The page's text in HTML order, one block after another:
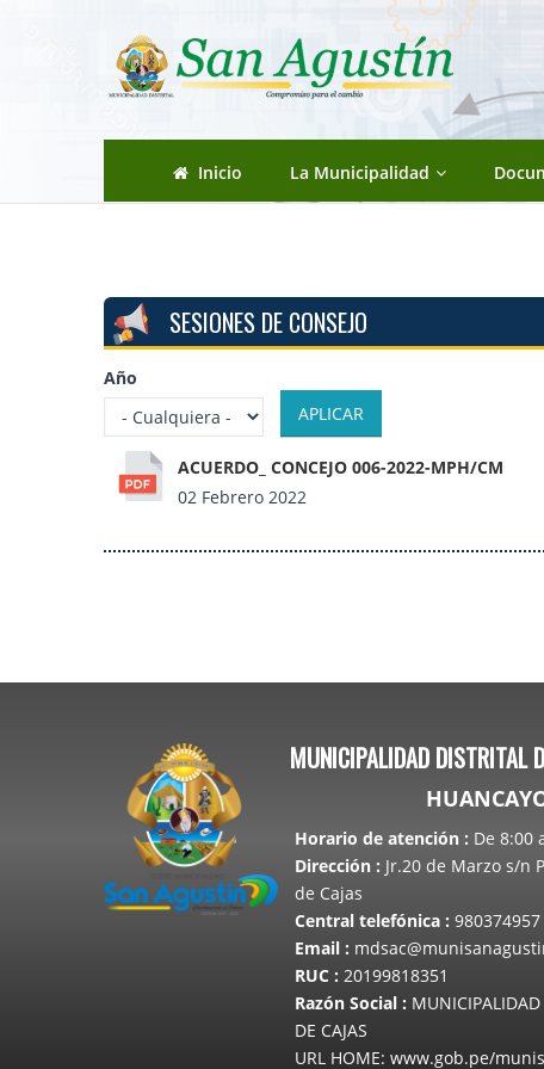
Inicio La Municipalidad
SESIONES DE CONSEJO
Año
ACUERDO_ CONCEJO 006-2022-MPH/CM
02 Febrero 2022
MUNICIPALIDAD DISTRITAL
Horario de atención : De 8:00
Dirección : Jr.20 de Marzo s/n
de Cajas
Central telefónica : 980374957
Email :
RUC : 20199818351
Razón Social :
DE CAJAS
URL HOME: www.gob.pe/